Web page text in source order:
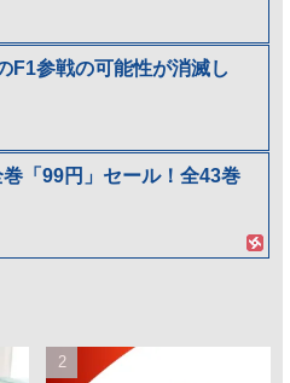
F1参戦の可能性が消滅し
巻「99円」セール！全43巻